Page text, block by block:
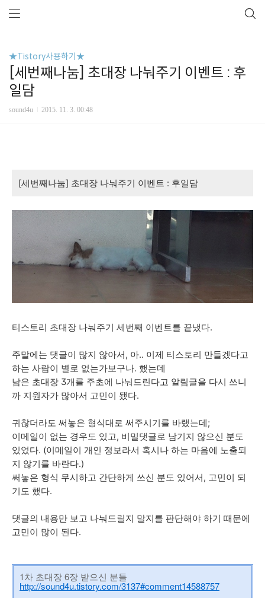
★Tistory사용하기★
[세번째나눔] 초대장 나눠주기 이벤트 : 후
일담
sound4u 2015. 11. 3. 00:48
[세번째나눔] 초대장 나눠주기 이벤트 : 후일담
티스토리 초대장 나눠주기 세번째 이벤트를 끝냈다.
주말에는 댓글이 많지 않아서, 아.. 이제 티스토리 만들겠다고
하는 사람이 별로 없는가보구나. 했는데
남은 초대장 3개를 주초에 나눠드린다고 알림글을 다시 쓰니
까 지원자가 많아서 고민이 됐다.
귀찮더라도 써놓은 형식대로 써주시기를 바랬는데;
이메일이 없는 경우도 있고, 비밀댓글로 남기지 않으신 분도
있었다. (이메일이 개인 정보라서 혹시나 하는 마음에 노출되
지 않기를 바란다.)
써놓은 형식 무시하고 간단하게 쓰신 분도 있어서, 고민이 되
기도 했다.
댓글의 내용만 보고 나눠드릴지 말지를 판단해야 하기 때문에
고민이 많이 된다.
1차 초대장 6장 받으신 분들
http://sound4u.tistory.com/3137#comment14588757